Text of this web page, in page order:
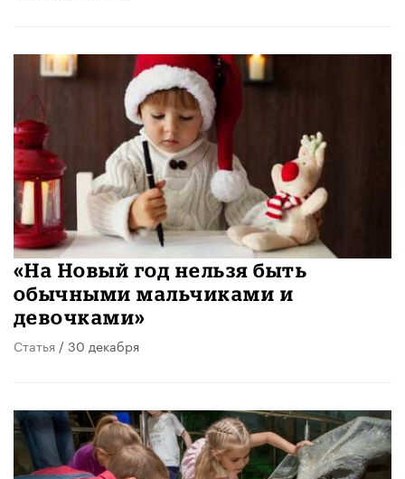
«На Новый год нельзя быть
обычными мальчиками и
девочками»
Статья / 30 декабря